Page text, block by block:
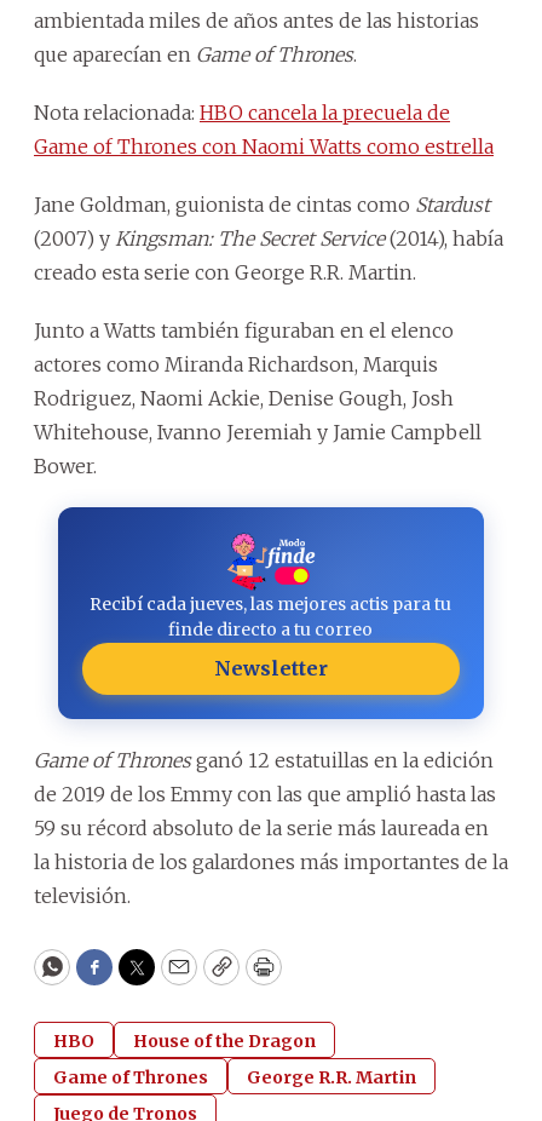
ambientada miles de años antes de las historias
que aparecían en Game of Thrones.
Nota relacionada: HBO cancela la precuela de
Game of Thrones con Naomi Watts como estrella
Jane Goldman, guionista de cintas como Stardust
(2007) y Kingsman: The Secret Service(2014), había
creado esta serie con George R.R. Martin.
Junto a Watts también figuraban en el elenco
actores como Miranda Richardson, Marquis
Rodriguez, Naomi Ackie, Denise Gough, Josh
Whitehouse, Ivanno Jeremiah y Jamie Campbell
Bower.
Recibí cada jueves, las mejores actis para tu
finde directo a tu correo
Newsletter
Game of Thronesganó 12 estatuillas en la edición
de 2019 de los Emmy con las que amplió hasta las
59 su récord absoluto de la serie más laureada en
la historia de los galardones más importantes de la
televisión.
WhatsApp
Facebook
Twitter
EmailCopyPrint
HBO
House of the Dragon
Game of Thrones
George R.R. Martin
Juego de Tronos